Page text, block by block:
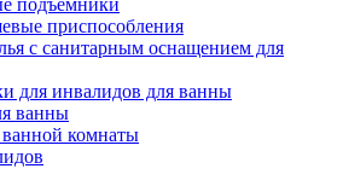
подъемники
приспособления
с санитарным оснащением для
для инвалидов для ванны
ванны
ванной комнаты